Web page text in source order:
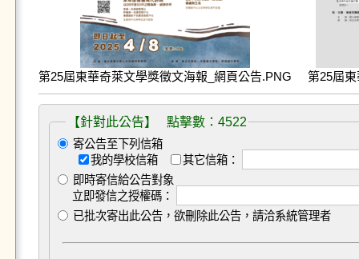
第25屆東華奇萊文學獎徵文海報_網頁公告.PNG 第25屆
【針對此公告】 點擊數：4522
寄公告至下列信箱
我的學校信箱
其它信箱：
即時寄信給公告對象
立即發信之授權碼：
已批次寄出此公告，欲刪除此公告，請洽系統管理者